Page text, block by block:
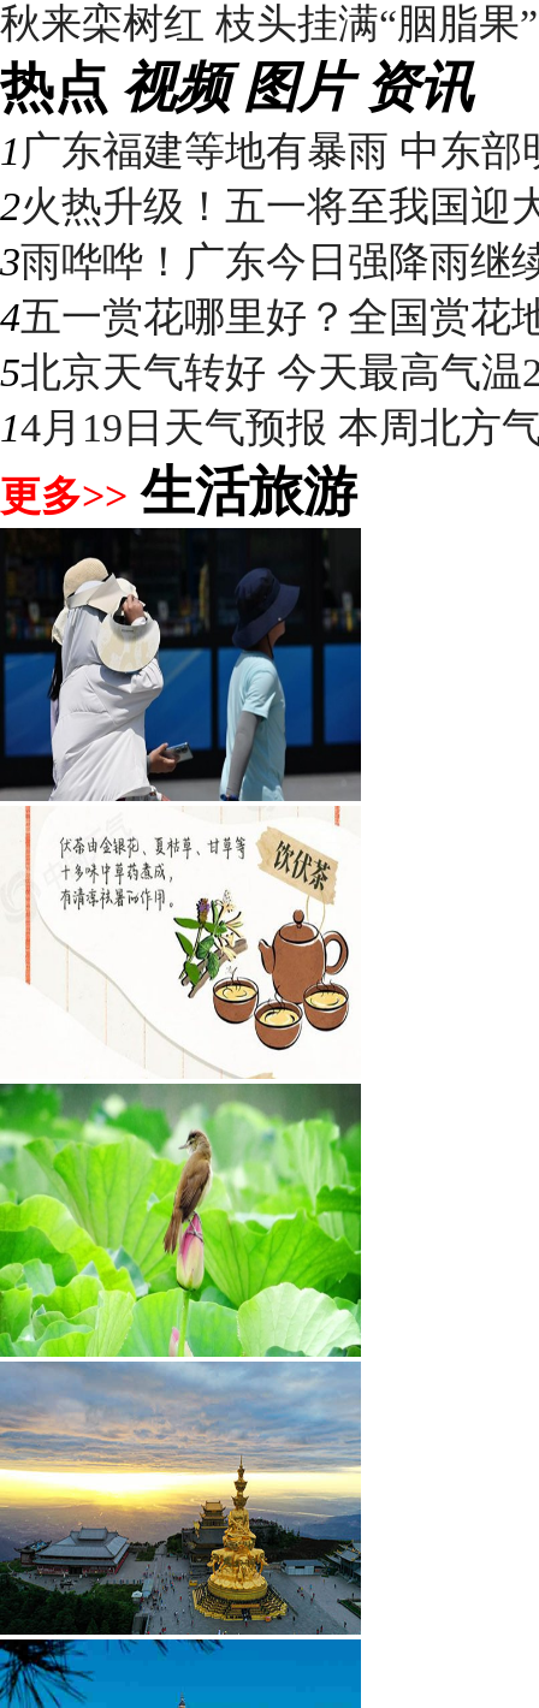
秋来栾树红 枝头挂满“胭脂果”
热点 视频 图片 资讯
1 广东福建等地有暴雨 中东部
2火热升级！五一将至我国迎
3雨哗哗！广东今日强降雨继
4五一赏花哪里好？全国赏花
5北京天气转好 今天最高气
14月19日天气预报 本周北方
更多>> 生活旅游